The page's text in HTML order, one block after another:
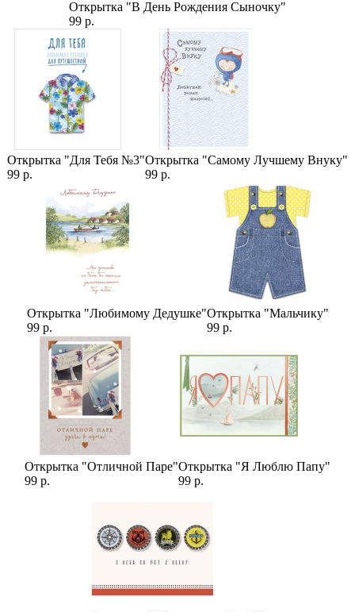
Сборка в дизайнерскую упаковку (1-25)
Ковыль Натуральный сухоцвет (1 пучок)
Категории:
,Хлопок Сухоцвет Букеты с хлопком
сухоцветов,Ковыль сухоцвет
Открытка "В День Рождения Сыночку"
99 р.
Открытка "Для Тебя №3"
99 р.
Открытка "Самому Лучшему Внуку"
99 р.
Открытка "Любимому Дедушке"
99 р.
Открытка "Мальчику"
99 р.
Открытка "Отличной Паре"
99 р.
Открытка "Я Люблю Папу"
99 р.